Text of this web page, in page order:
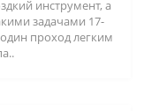
инструмент, а
задачами 17-
один проход легким